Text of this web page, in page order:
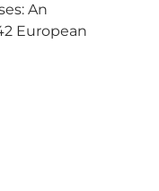
An
European